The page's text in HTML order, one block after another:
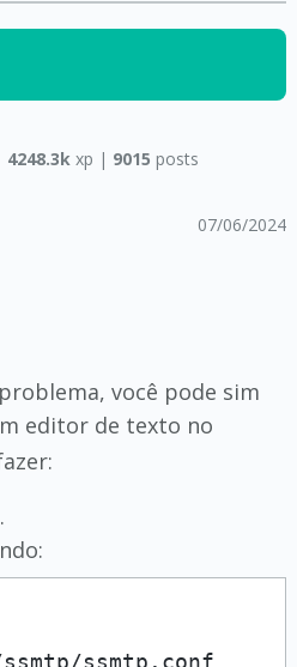
4248.3k xp | 9015 posts
07/06/2024
você pode sim
editor de texto no